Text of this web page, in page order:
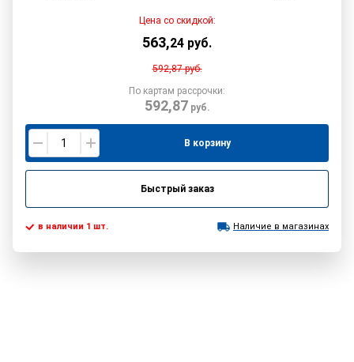
Цена со скидкой:
563,24 руб.
592,87руб.
По картам рассрочки:
592,87 руб.
В корзину
Быстрый заказ
в наличии 1 шт. Наличие в магазинах